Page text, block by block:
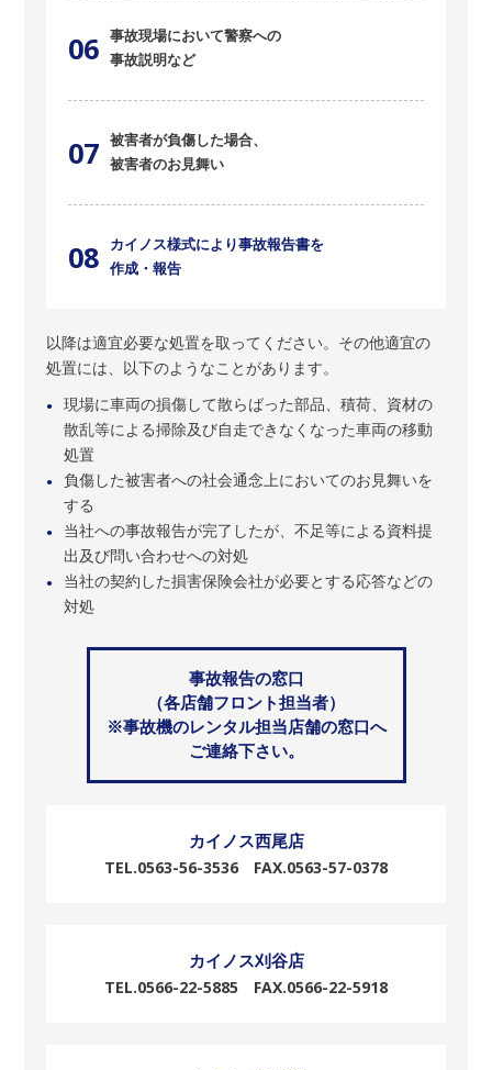
06
事故現場において警察への
事故説明など
07
被害者が負傷した場合、
被害者のお見舞い
08
カイノス様式により事故報告書を
作成・報告
以降は適宜必要な処置を取ってください。その他適宜の
処置には、以下のようなことがあります。
●
現場に車両の損傷して散らばった部品、積荷、資材の
散乱等による掃除及び自走できなくなった車両の移動
処置
●
負傷した被害者への社会通念上においてのお見舞いを
する
●
当社への事故報告が完了したが、不足等による資料提
出及び問い合わせへの対処
●
当社の契約した損害保険会社が必要とする応答などの
対処
事故報告の窓口
（各店舗フロント担当者）
※事故機のレンタル担当店舗の窓口へ
ご連絡下さい。
カイノス西尾店
TEL.0563-56-3536 FAX.0563-57-0378
カイノス刈谷店
TEL.0566-22-5885 FAX.0566-22-5918